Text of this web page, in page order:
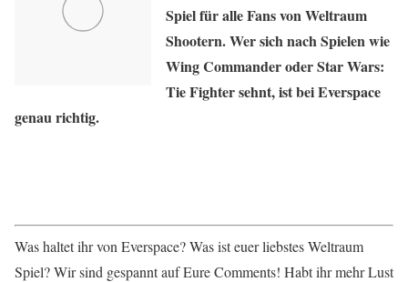
Spiel für alle Fans von Weltraum
Shootern. Wer sich nach Spielen wie
Wing Commander oder Star Wars:
Tie Fighter sehnt, ist bei Everspace
genau richtig.
Was haltet ihr von Everspace? Was ist euer liebstes Weltraum
Spiel? Wir sind gespannt auf Eure Comments! Habt ihr mehr Lust